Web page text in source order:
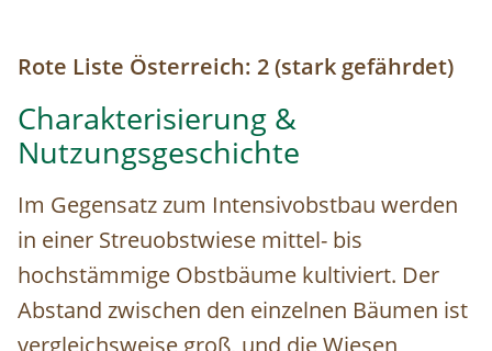
Rote Liste Österreich: 2 (stark gefährdet)
Charakterisierung &
Nutzungsgeschichte
Im Gegensatz zum Intensivobstbau werden
in einer Streuobstwiese mittel- bis
hochstämmige Obstbäume kultiviert. Der
Abstand zwischen den einzelnen Bäumen ist